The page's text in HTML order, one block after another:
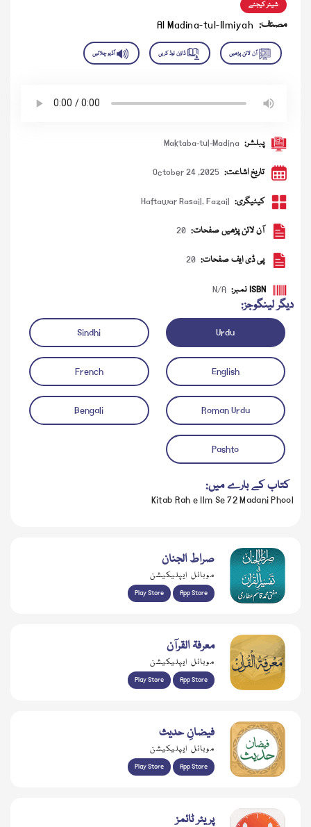
شیئر کیجئے
مصنف: Al Madina-tul-Ilmiyah
ڈاؤن لوڈ کریں آڈیو چلائیں
پبلشر: Maktaba-tul-Madina
تاریخ اشاعت: October 24 ,2025
کیٹیگری: Fazail
,
Haftawar Rasail
آن لائن پڑھیں صفحات: 20
پی ڈی ایف صفحات: 20
ISBN نمبر: N/A
دیگر لینگوجز:
Urdu
Sindhi
English
French
Roman Urdu
Bengali
Pashto
کتاب کے بارے میں:
Kitab Rah e Ilm Se 72 Madani Phool
صراط الجنان
موبائل ایپلیکیشن
Play Store App Store
معرفۃ القرآن
موبائل ایپلیکیشن
Play Store App Store
فیضانِ حدیث
موبائل ایپلیکیشن
Play Store App Store
پریئر ٹائمز